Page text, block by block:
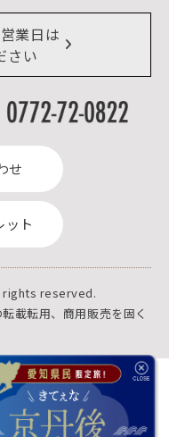
業日は
さい
せ
ット
rights reserved.
載転用、商用販売を固く